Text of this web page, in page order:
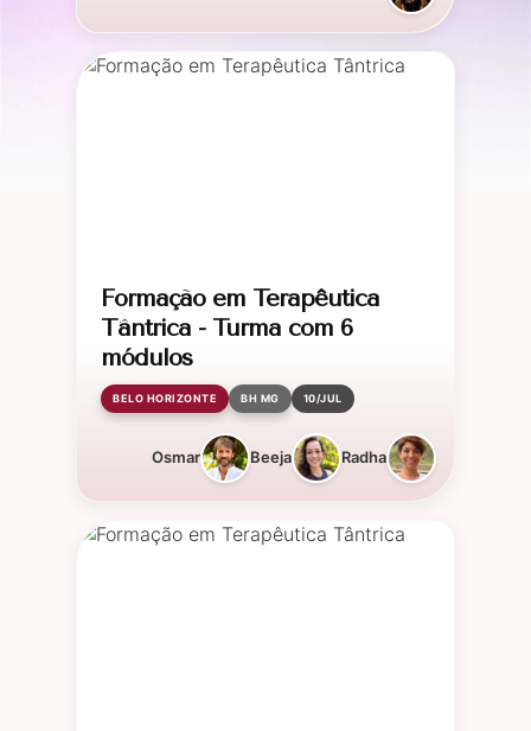
Formação em Terapêutica
Tântrica - Turma com 6
módulos
BELO HORIZONTE BH MG 10/JUL
Osmar Beeja Radha